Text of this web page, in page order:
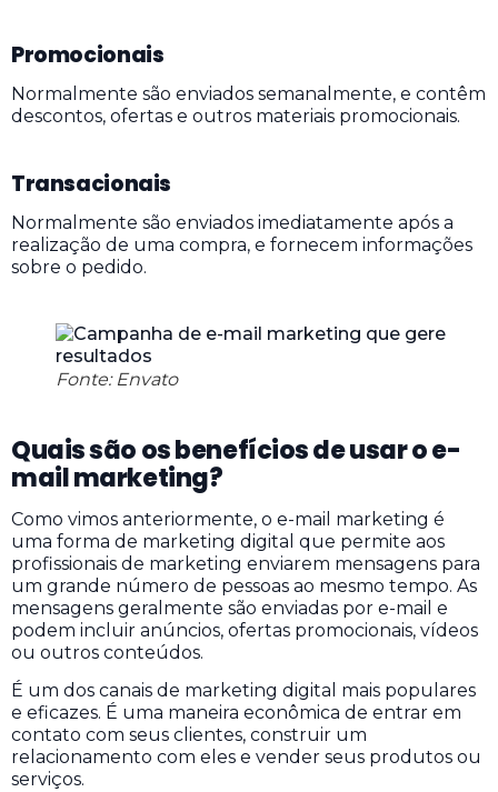
Promocionais
Normalmente são enviados semanalmente, e contêm
descontos, ofertas e outros materiais promocionais.
Transacionais
Normalmente são enviados imediatamente após a
realização de uma compra, e fornecem informações
sobre o pedido.
Fonte: Envato
Quais são os benefícios de usar o e-
mail marketing?
Como vimos anteriormente, o e-mail marketing é
uma forma de marketing digital que permite aos
profissionais de marketing enviarem mensagens para
um grande número de pessoas ao mesmo tempo. As
mensagens geralmente são enviadas por e-mail e
podem incluir anúncios, ofertas promocionais, vídeos
ou outros conteúdos.
É um dos canais de marketing digital mais populares
e eficazes. É uma maneira econômica de entrar em
contato com seus clientes, construir um
relacionamento com eles e vender seus produtos ou
serviços.